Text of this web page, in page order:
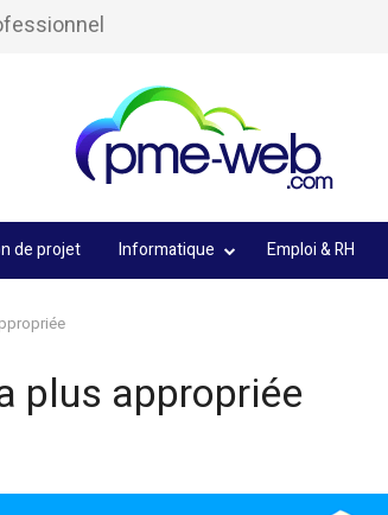
de projet Informatique Emploi & RH
plus appropriée